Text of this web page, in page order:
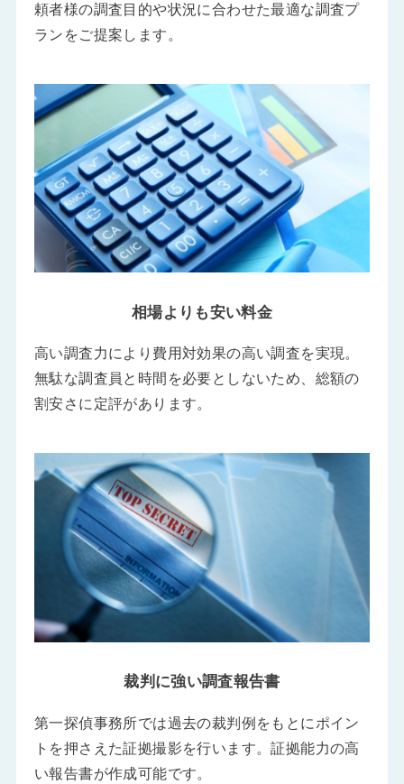
頼者様の調査目的や状況に合わせた最適な調査プ
ランをご提案します。
相場よりも安い料金
高い調査力により費用対効果の高い調査を実現。
無駄な調査員と時間を必要としないため、総額の
割安さに定評があります。
裁判に強い調査報告書
第一探偵事務所では過去の裁判例をもとにポイン
トを押さえた証拠撮影を行います。証拠能力の高
い報告書が作成可能です。